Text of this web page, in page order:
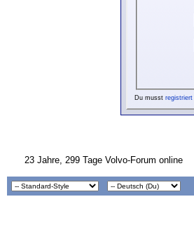
Du musst registriert
23 Jahre, 299 Tage Volvo-Forum online